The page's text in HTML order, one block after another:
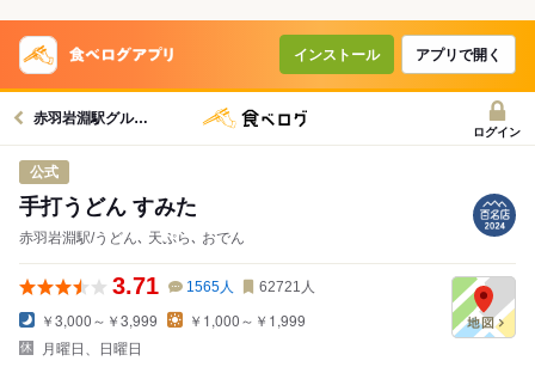
インストール アプリで開く
赤羽岩淵駅グルメへ
ログイン
公式
手打うどん すみた
赤羽岩淵駅/うどん､ 天ぷら､ おでん
3.71 1565人 62721 人
￥3,000～￥3,999
￥1,000～￥1,999
月曜日、日曜日